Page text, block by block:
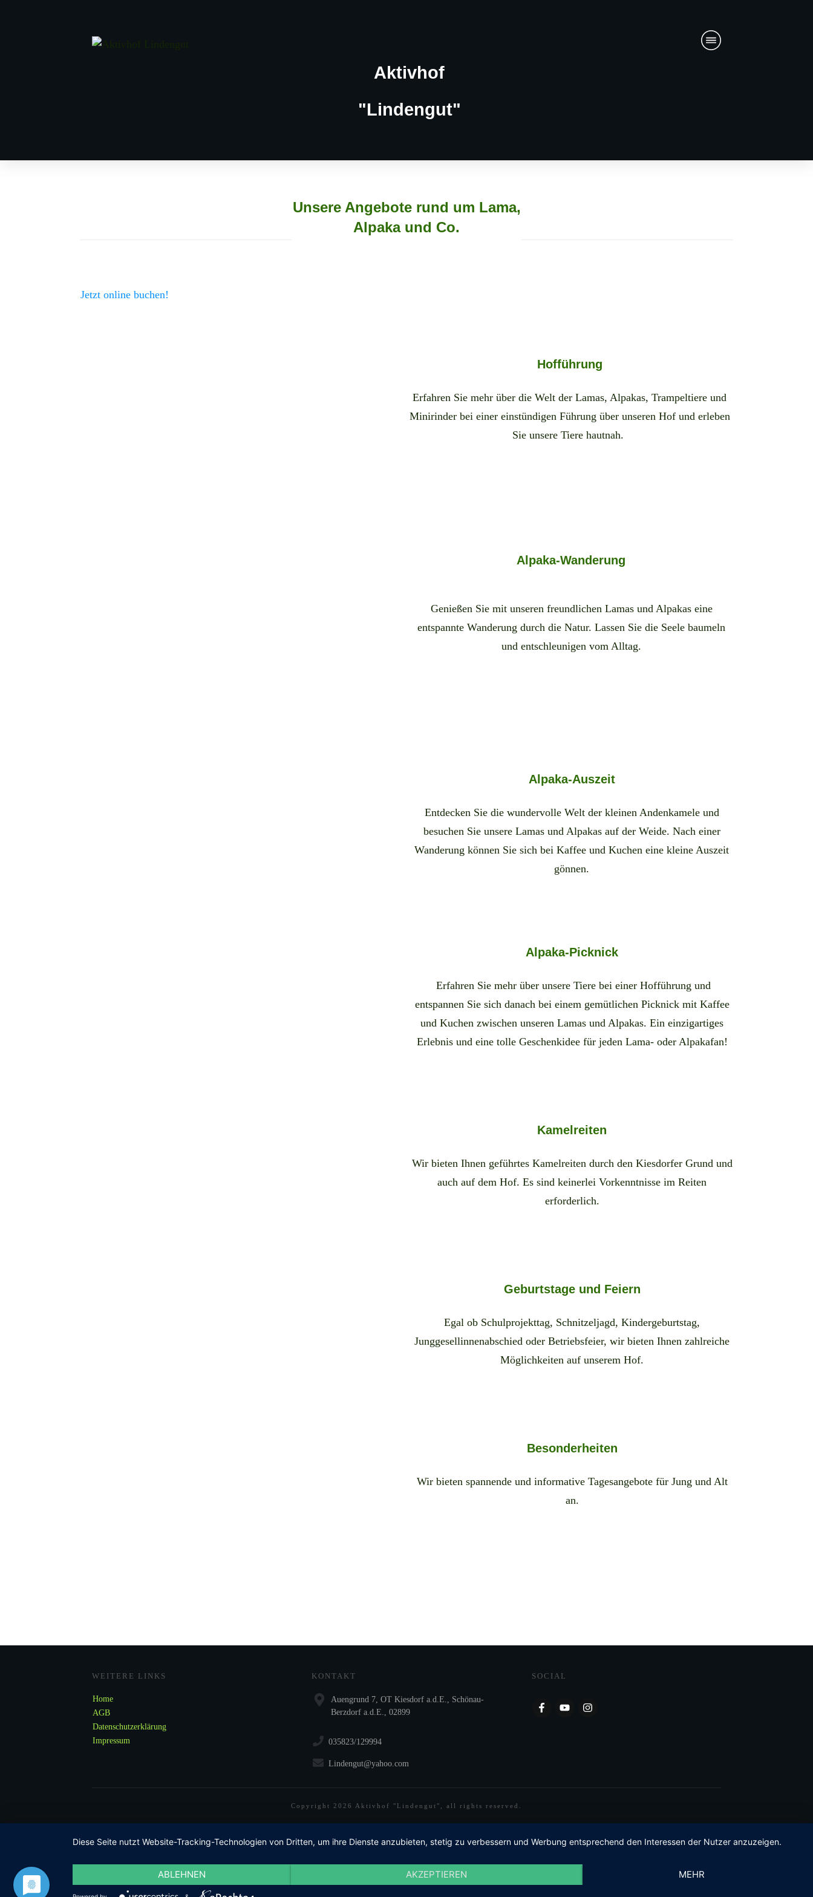
Aktivhof
"Lindengut"
Unsere Angebote rund um Lama,
Alpaka und Co.
Jetzt online buchen!
Hofführung
Erfahren Sie mehr über die Welt der Lamas, Alpakas, Trampeltiere und
Minirinder bei einer einstündigen Führung über unseren Hof und erleben
Sie unsere Tiere hautnah.
Alpaka-Wanderung
Genießen Sie mit unseren freundlichen Lamas und Alpakas eine
entspannte Wanderung durch die Natur. Lassen Sie die Seele baumeln
und entschleunigen vom Alltag.
Alpaka-Auszeit
Entdecken Sie die wundervolle Welt der kleinen Andenkamele und
besuchen Sie unsere Lamas und Alpakas auf der Weide. Nach einer
Wanderung können Sie sich bei Kaffee und Kuchen eine kleine Auszeit
gönnen.
Alpaka-Picknick
Erfahren Sie mehr über unsere Tiere bei einer Hofführung und
entspannen Sie sich danach bei einem gemütlichen Picknick mit Kaffee
und Kuchen zwischen unseren Lamas und Alpakas. Ein einzigartiges
Erlebnis und eine tolle Geschenkidee für jeden Lama- oder Alpakafan!
Kamelreiten
Wir bieten Ihnen geführtes Kamelreiten durch den Kiesdorfer Grund und
auch auf dem Hof. Es sind keinerlei Vorkenntnisse im Reiten
erforderlich.
Geburtstage und Feiern
Egal ob Schulprojekttag, Schnitzeljagd, Kindergeburtstag,
Junggesellinnenabschied oder Betriebsfeier, wir bieten Ihnen zahlreiche
Möglichkeiten auf unserem Hof.
Besonderheiten
Wir bieten spannende und informative Tagesangebote für Jung und Alt
an.
WEITERE LINKS
Home
AGB
Datenschutzerklärung
Impressum
KONTAKT
Auengrund 7, OT Kiesdorf a.d.E., Schönau-
Berzdorf a.d.E., 02899
035823/129994
Lindengut@yahoo.com
SOCIAL
Copyright 2026 Aktivhof "Lindengut" , all rights reserved.
Diese Seite nutzt Website-Tracking-Technologien von Dritten, um ihre Dienste anzubieten, stetig zu verbessern und Werbung entsprechend den Interessen der Nutzer anzuzeigen.
ABLEHNEN AKZEPTIEREN MEHR